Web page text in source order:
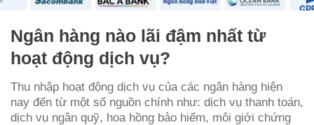
Ngân hàng nào lãi đậm nhất từ
hoạt động dịch vụ?
Thu nhập hoạt động dịch vụ của các ngân hàng hiện
nay đến từ một số nguồn chính như: dịch vụ thanh toán,
dịch vụ ngân quỹ, hoa hồng bảo hiểm, môi giới chứng